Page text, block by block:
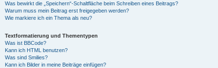
Was bewirkt die „Speichern“-Schaltfläche beim Schreiben eines Beitrags?
Warum muss mein Beitrag erst freigegeben werden?
Wie markiere ich ein Thema als neu?
Textformatierung und Thementypen
Was ist BBCode?
Kann ich HTML benutzen?
Was sind Smilies?
Kann ich Bilder in meine Beiträge einfügen?